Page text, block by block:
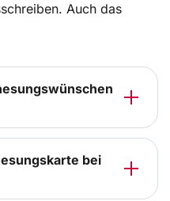
Auch das
bei